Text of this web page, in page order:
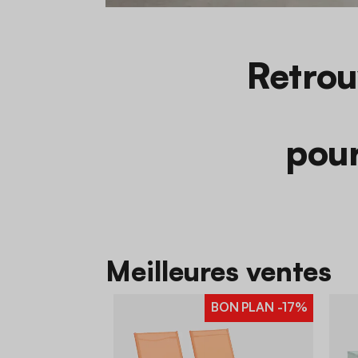
Meilleures ventes
BON PLAN -17%